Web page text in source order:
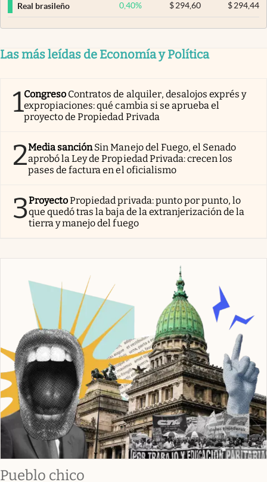
Real brasileño 0,40% $294,60 $294,44
Las más leídas de Economía y Política
1Congreso Contratos de alquiler, desalojos exprés y
expropiaciones: qué cambia si se aprueba el
proyecto de Propiedad Privada
2Media sanciónSin Manejo del Fuego, el Senado
aprobó la Ley de Propiedad Privada: crecen los
pases de factura en el oficialismo
3ProyectoPropiedad privada: punto por punto, lo
que quedó tras la baja de la extranjerización de la
tierra y manejo del fuego
Pueblo chico